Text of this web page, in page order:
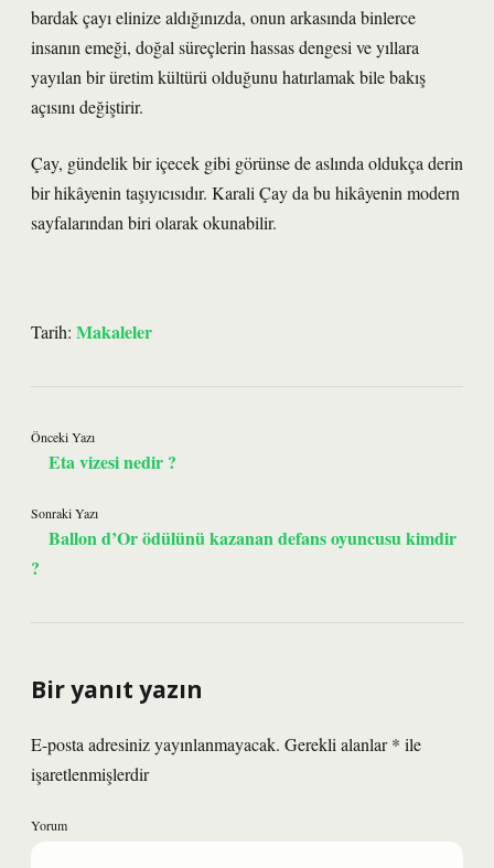
bardak çayı elinize aldığınızda, onun arkasında binlerce
insanın emeği, doğal süreçlerin hassas dengesi ve yıllara
yayılan bir üretim kültürü olduğunu hatırlamak bile bakış
açısını değiştirir.
Çay, gündelik bir içecek gibi görünse de aslında oldukça derin
bir hikâyenin taşıyıcısıdır. Karali Çay da bu hikâyenin modern
sayfalarından biri olarak okunabilir.
Tarih: Makaleler
Önceki Yazı
Eta vizesi nedir ?
Sonraki Yazı
Ballon d’Or ödülünü kazanan defans oyuncusu kimdir
?
Bir yanıt yazın
E-posta adresiniz yayınlanmayacak. Gerekli alanlar* ile
işaretlenmişlerdir
Yorum